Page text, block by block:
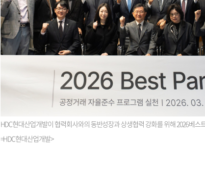
HDC현대산업개발이 협력회사와의 동반성장과 상생협력 강화를 위해 2026 베
=HDC현대산업개발>